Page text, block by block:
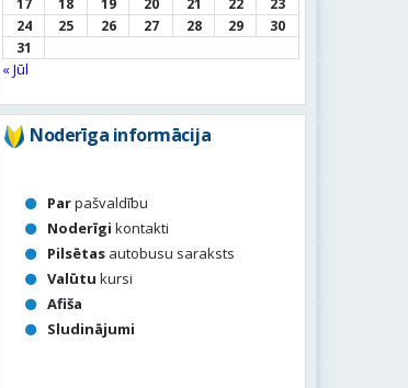
17
18 19 20 21 22
23
24
25 26 27 28 29
30
31
« Jūl
Noderīga informācija
Parpašvaldību
Noderīgi kontakti
Pilsētas autobusu saraksts
Valūtu kursi
Afiša
Sludinājumi